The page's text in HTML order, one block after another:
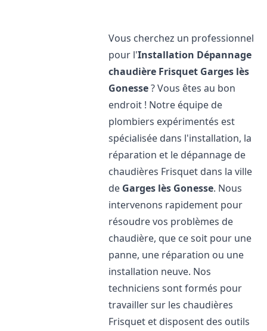
Vous cherchez un professionnel
pour l'Installation Dépannage
chaudière Frisquet Garges lès
Gonesse? Vous êtes au bon
endroit ! Notre équipe de
plombiers expérimentés est
spécialisée dans l'installation, la
réparation et le dépannage de
chaudières Frisquet dans la ville
de Garges lès Gonesse. Nous
intervenons rapidement pour
résoudre vos problèmes de
chaudière, que ce soit pour une
panne, une réparation ou une
installation neuve. Nos
techniciens sont formés pour
travailler sur les chaudières
Frisquet et disposent des outils